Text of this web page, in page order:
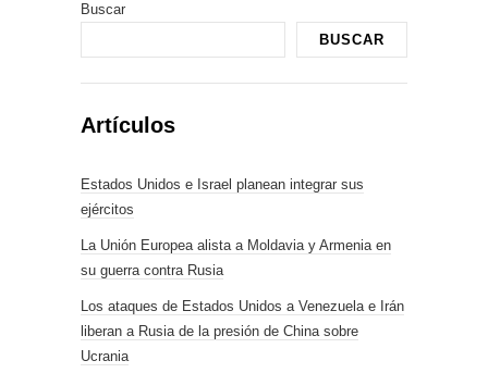
Buscar
BUSCAR
Artículos
Estados Unidos e Israel planean integrar sus
ejércitos
La Unión Europea alista a Moldavia y Armenia en
su guerra contra Rusia
Los ataques de Estados Unidos a Venezuela e Irán
liberan a Rusia de la presión de China sobre
Ucrania